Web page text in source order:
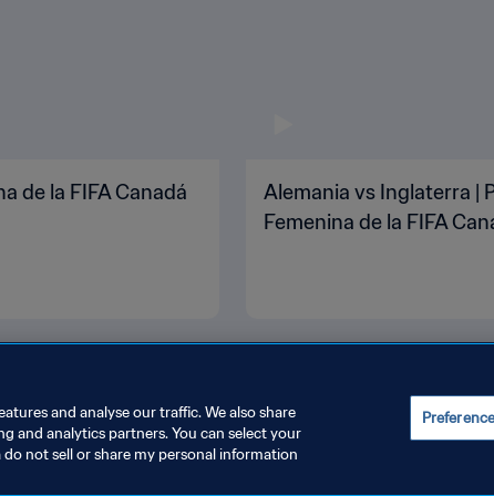
de la FIFA Canadá
Alemania vs Inglaterra |
Femenina de la FIFA
LA CONFIGURACIÓN DE LAS COOKIES
and analyse our traffic. We also share
and analytics partners. You can select your
not sell or share my personal information